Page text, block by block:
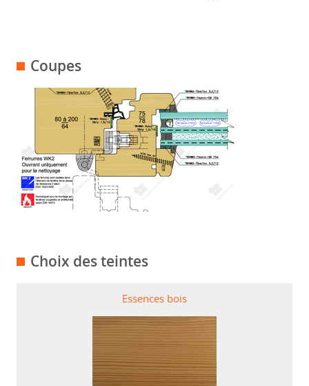
Coupes
Choix des teintes
Essences bois